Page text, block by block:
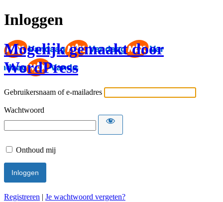
Inloggen
Mogelijk gemaakt door
WordPress
Gebruikersnaam of e-mailadres
Wachtwoord
Onthoud mij
Registreren | Je wachtwoord vergeten?